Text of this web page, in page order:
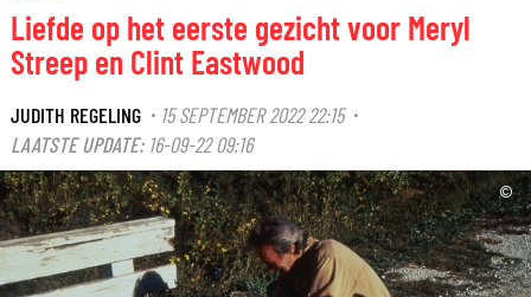
Liefde op het eerste gezicht voor Meryl
Streep en Clint Eastwood
JUDITH REGELING · 15 SEPTEMBER 2022 22:15·
LAATSTE UPDATE: 16-09-22 09:16
©